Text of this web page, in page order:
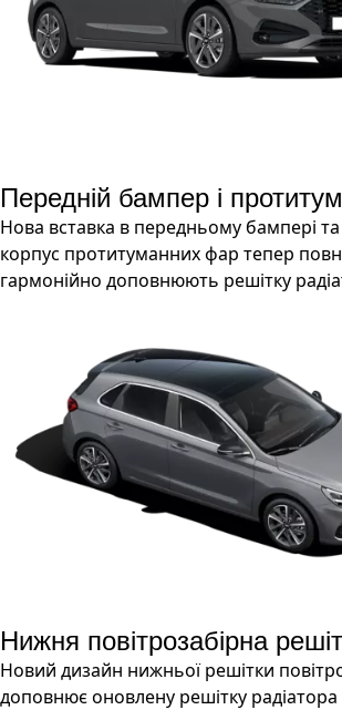
Передній бампер і
Нова вставка в передньому бампері
корпус протитуманних фар тепер
гармонійно доповнюють решітку
Нижня повітрозабірна
Новий дизайн нижньої решітки
доповнює оновлену решітку радіатора